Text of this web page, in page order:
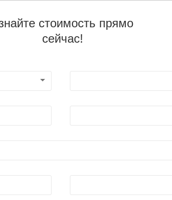
стоимость прямо
сейчас!